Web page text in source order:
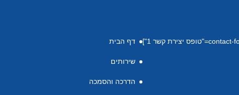
דף הבית
שירותים
הדרכה והסמכה